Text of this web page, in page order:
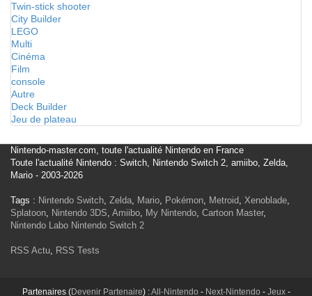
Twin-stick shooter
City Builder
LEGO
Multi
Cinéma
Film
console
Autre
Deck Builder
Jeu de plateau
Nintendo-master.com, toute l'actualité Nintendo en France
Toute l'actualité Nintendo : Switch, Nintendo Switch 2, amiibo, Zelda,
Mario - 2003-2026
Tags : Nintendo Switch, Zelda, Mario, Pokémon, Metroid, Xenoblade,
Splatoon, Nintendo 3DS, Amiibo, My Nintendo, Cartoon Master,
Nintendo Labo Nintendo Switch 2
RSS Actu, RSS Tests
Partenaires (Devenir Partenaire) :All-Nintendo - Next-Nintendo - Jeux-